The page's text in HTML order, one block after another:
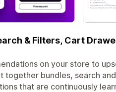
& Filters, Cart
on your store to
together bundles, search
that are continuously